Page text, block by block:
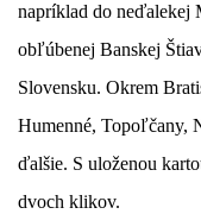
napríklad do neďalekej
obľúbenej Banskej
Slovensku. Okrem
Humenné, Topoľčany,
ďalšie. S uloženou
dvoch klikov.